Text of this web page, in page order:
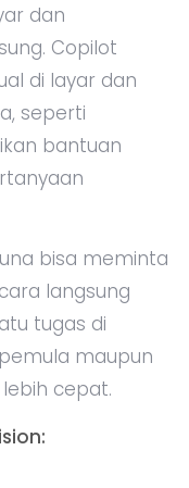
dan
Copilot
di layar dan
seperti
bantuan
bisa meminta
langsung
tugas di
maupun
cepat.